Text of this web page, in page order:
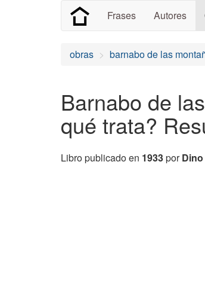
Frases Autores
obras barnabo de las
Barnabo de
qué trata?
Libro publicado en 1933por